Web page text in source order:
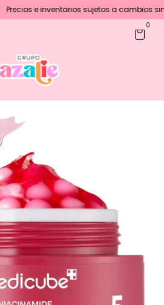
Precios e inventarios sujetos a cambios sin
0